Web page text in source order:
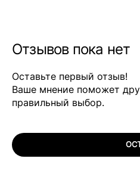
Отзывов пока нет
Оставьте первый отзыв!
Ваше мнение поможет
правильный выбор.